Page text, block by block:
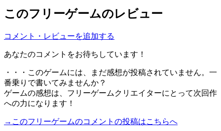
このフリーゲームのレビュー
コメント・レビューを追加する
あなたのコメントをお待ちしています！
・・・このゲームには、まだ感想が投稿されていません。一
番乗りで書いてみませんか？
ゲームの感想は、フリーゲームクリエイターにとって次回作
への力になります！
→このフリーゲームのコメントの投稿はこちらへ